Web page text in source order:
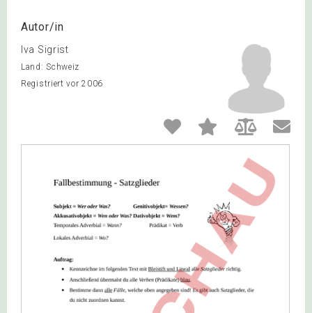
Autor/in
Iva Sigrist
Land: Schweiz
Registriert vor 2006